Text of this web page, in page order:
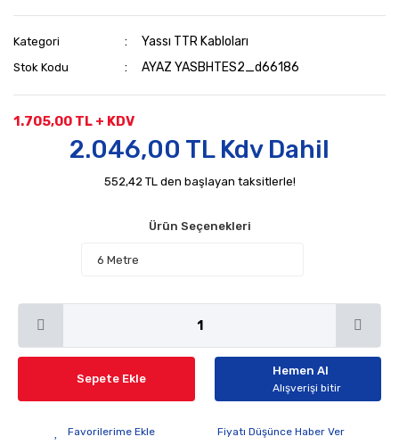
Kategori Yassı TTR Kabloları
Stok Kodu AYAZ YASBHTES2_d66186
1.705,00 TL + KDV
2.046,00 TL Kdv Dahil
552,42 TL den başlayan taksitlerle!
Ürün Seçenekleri
Sepete Ekle
Hemen Al
Alışverişi bitir
Fiyatı Düşünce Haber Ver